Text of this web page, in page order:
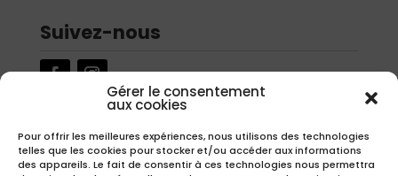
Gérer le consentement
aux cookies
Pour offrir les meilleures expériences, nous utilisons des technologies
telles que les cookies pour stocker et/ou accéder aux informations
des appareils. Le fait de consentir à ces technologies nous permettra
Suivez-nous
Inscrivez-vous à notre newsletter pour recevoir nos offres
exclusives.